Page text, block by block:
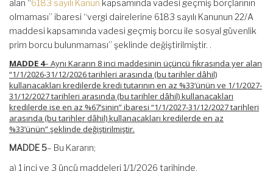
alan “6183 sayılı Kanun kapsamında vadesi geçmiş borçlarının
olmaması” ibaresi “vergi dairelerine 6183 sayılı Kanunun 22/A
maddesi kapsamında vadesi geçmiş borcu ile sosyal güvenlik
prim borcu bulunmaması” şeklinde değiştirilmiştir. .
MADDE 4– Aynı Kararın 8 inci maddesinin üçüncü fıkrasında yer alan
“1/1/2026-31/12/2026 tarihleri arasında (bu tarihler dâhil)
kullanacakları kredilerde kredi tutarının en az %33’ünün ve 1/1/2027-
31/12/2027 tarihleri arasında (bu tarihler dâhil) kullanacakları
kredilerde ise en az %67’sinin” ibaresi “1/1/2027-31/12/2027 tarihleri
arasında (bu tarihler dâhil) kullanacakları kredilerde en az
%33’ünün” şeklinde değiştirilmiştir.
MADDE 5– Bu Kararın;
a) 1 inci ve 3 üncü maddeleri 1/1/2026 tarihinde,